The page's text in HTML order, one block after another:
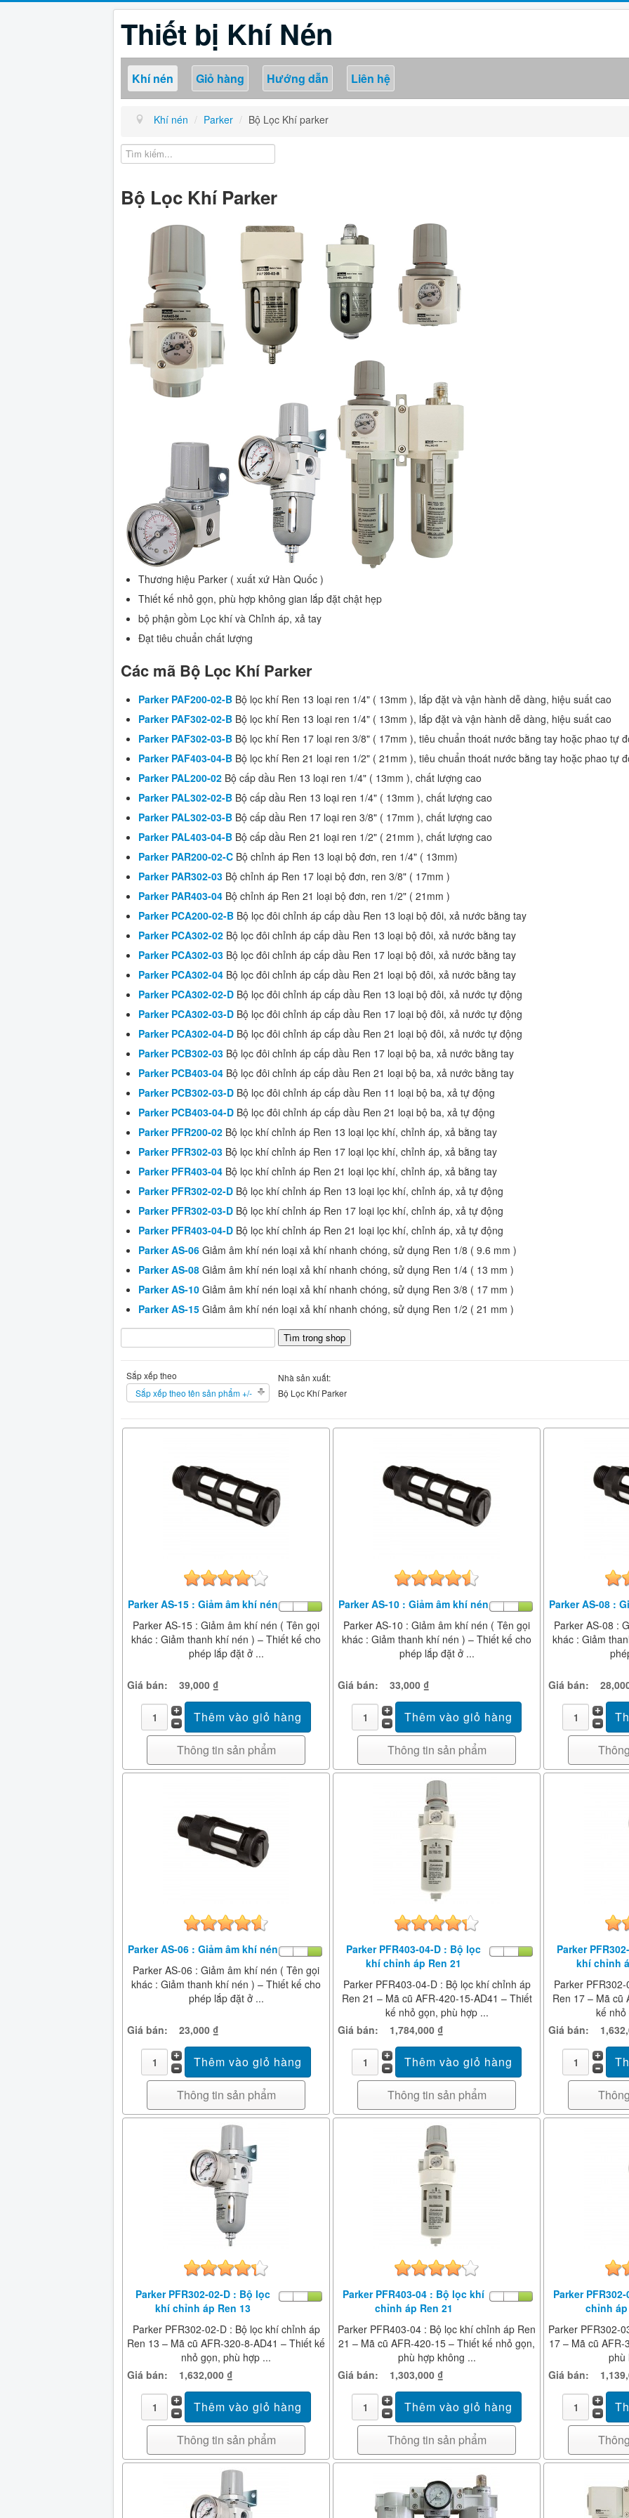
Thiết bị Khí Nén
Khí nén Giỏ hàng Hướng dẫn Liên hệ
Khí nén / Parker / Bộ Lọc Khí parker
Bộ Lọc Khí Parker
Thương hiệu Parker ( xuất xứ Hàn Quốc )
Thiết kế nhỏ gọn, phù hợp không gian lắp đặt chật hẹp
bộ phận gồm Lọc khí và Chỉnh áp, xả tay
Đạt tiêu chuẩn chất lượng
Các mã Bộ Lọc Khí Parker
Parker PAF200-02-B Bộ lọc khí Ren 13 loại ren 1/4" ( 13mm ), lắp đặt và vận hành dễ dàng, hiệu suất cao
Parker PAF302-02-B Bộ lọc khí Ren 13 loại ren 1/4" ( 13mm ), lắp đặt và vận hành dễ dàng, hiệu suất cao
Parker PAF302-03-B Bộ lọc khí Ren 17 loại ren 3/8" ( 17mm ), tiêu chuẩn thoát nước bằng tay hoặc phao tự
Parker PAF403-04-B Bộ lọc khí Ren 21 loại ren 1/2" ( 21mm ), tiêu chuẩn thoát nước bằng tay hoặc phao tự
Parker PAL200-02 Bộ cấp dầu Ren 13 loại ren 1/4" ( 13mm ), chất lượng cao
Parker PAL302-02-B Bộ cấp dầu Ren 13 loại ren 1/4" ( 13mm ), chất lượng cao
Parker PAL302-03-B Bộ cấp dầu Ren 17 loại ren 3/8" ( 17mm ), chất lượng cao
Parker PAL403-04-B Bộ cấp dầu Ren 21 loại ren 1/2" ( 21mm ), chất lượng cao
Parker PAR200-02-C Bộ chỉnh áp Ren 13 loại bộ đơn, ren 1/4" ( 13mm)
Parker PAR302-03 Bộ chỉnh áp Ren 17 loại bộ đơn, ren 3/8" ( 17mm )
Parker PAR403-04 Bộ chỉnh áp Ren 21 loại bộ đơn, ren 1/2" ( 21mm )
Parker PCA200-02-B Bộ lọc đôi chỉnh áp cấp dầu Ren 13 loại bộ đôi, xả nước bằng tay
Parker PCA302-02 Bộ lọc đôi chỉnh áp cấp dầu Ren 13 loại bộ đôi, xả nước bằng tay
Parker PCA302-03 Bộ lọc đôi chỉnh áp cấp dầu Ren 17 loại bộ đôi, xả nước bằng tay
Parker PCA302-04 Bộ lọc đôi chỉnh áp cấp dầu Ren 21 loại bộ đôi, xả nước bằng tay
Parker PCA302-02-D Bộ lọc đôi chỉnh áp cấp dầu Ren 13 loại bộ đôi, xả nước tự động
Parker PCA302-03-D Bộ lọc đôi chỉnh áp cấp dầu Ren 17 loại bộ đôi, xả nước tự động
Parker PCA302-04-D Bộ lọc đôi chỉnh áp cấp dầu Ren 21 loại bộ đôi, xả nước tự động
Parker PCB302-03 Bộ lọc đôi chỉnh áp cấp dầu Ren 17 loại bộ ba, xả nước bằng tay
Parker PCB403-04 Bộ lọc đôi chỉnh áp cấp dầu Ren 21 loại bộ ba, xả nước bằng tay
Parker PCB302-03-D Bộ lọc đôi chỉnh áp cấp dầu Ren 11 loại bộ ba, xả tự động
Parker PCB403-04-D Bộ lọc đôi chỉnh áp cấp dầu Ren 21 loại bộ ba, xả tự động
Parker PFR200-02 Bộ lọc khí chỉnh áp Ren 13 loại lọc khí, chỉnh áp, xả bằng tay
Parker PFR302-03 Bộ lọc khí chỉnh áp Ren 17 loại lọc khí, chỉnh áp, xả bằng tay
Parker PFR403-04 Bộ lọc khí chỉnh áp Ren 21 loại lọc khí, chỉnh áp, xả bằng tay
Parker PFR302-02-D Bộ lọc khí chỉnh áp Ren 13 loại lọc khí, chỉnh áp, xả tự động
Parker PFR302-03-D Bộ lọc khí chỉnh áp Ren 17 loại lọc khí, chỉnh áp, xả tự động
Parker PFR403-04-D Bộ lọc khí chỉnh áp Ren 21 loại lọc khí, chỉnh áp, xả tự động
Parker AS-06 Giảm âm khí nén loại xả khí nhanh chóng, sử dụng Ren 1/8 ( 9.6 mm )
Parker AS-08 Giảm âm khí nén loại xả khí nhanh chóng, sử dụng Ren 1/4 ( 13 mm )
Parker AS-10 Giảm âm khí nén loại xả khí nhanh chóng, sử dụng Ren 3/8 ( 17 mm )
Parker AS-15 Giảm âm khí nén loại xả khí nhanh chóng, sử dụng Ren 1/2 ( 21 mm )
Sắp xếp theo
Sắp xếp theo tên sản phẩm +/-
Nhà sản xuất:
Bộ Lọc Khí Parker
Parker AS-15 : Giảm âm khí nén
Parker AS-15 : Giảm âm khí nén ( Tên gọi
khác : Giảm thanh khí nén ) – Thiết kế cho
phép lắp đặt ở ...
Giá bán: 39,000 ₫
Thông tin sản phẩm
Parker AS-10 : Giảm âm khí nén
Parker AS-10 : Giảm âm khí nén ( Tên gọi
khác : Giảm thanh khí nén ) – Thiết kế cho
phép lắp đặt ở ...
Giá bán: 33,000 ₫
Thông tin sản phẩm
Parker AS-08 :
Parker AS-08 :
khác : Giảm
Giá bán:
Parker AS-06 : Giảm âm khí nén
Parker AS-06 : Giảm âm khí nén ( Tên gọi
khác : Giảm thanh khí nén ) – Thiết kế cho
phép lắp đặt ở ...
Giá bán: 23,000 ₫
Thông tin sản phẩm
Parker PFR403-04-D : Bộ lọc
khí chỉnh áp Ren 21
Parker PFR403-04-D : Bộ lọc khí chỉnh áp
Ren 21 – Mã cũ AFR-420-15-AD41 – Thiết
kế nhỏ gọn, phù hợp ...
Giá bán:
1,784,000 ₫
Thông tin sản phẩm
Parker
khí chỉnh
Parker
Ren 17 – Mã cũ
kế nhỏ
Giá bán:
Parker PFR302-02-D : Bộ lọc
khí chỉnh áp Ren 13
Parker PFR302-02-D : Bộ lọc khí chỉnh áp
Ren 13 – Mã cũ AFR-320-8-AD41 – Thiết kế
nhỏ gọn, phù hợp ...
Giá bán:
1,632,000 ₫
Thông tin sản phẩm
Parker PFR403-04 : Bộ lọc khí
chỉnh áp Ren 21
Parker PFR403-04 : Bộ lọc khí chỉnh áp Ren
21 – Mã cũ AFR-420-15 – Thiết kế nhỏ gọn,
phù hợp không ...
Giá bán:
1,303,000 ₫
Thông tin sản phẩm
Parker
chỉnh áp
Parker PFR302-
17 – Mã cũ
phù
Giá bán: